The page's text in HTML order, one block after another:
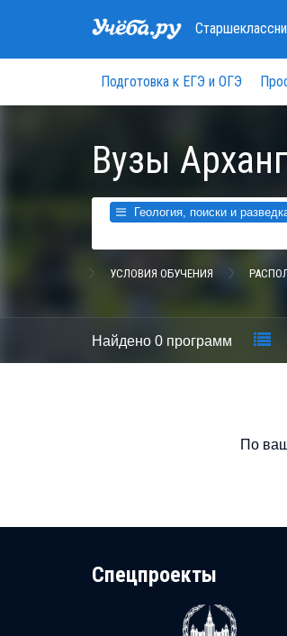
Подготовка к ЕГЭ и ОГЭ
Вузы
Геология, поиски и
УСЛОВИЯ ОБУЧЕНИЯ
Найдено 0 программ
По
Cпецпроекты